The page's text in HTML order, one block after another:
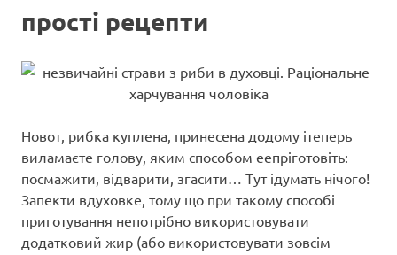
прості рецепти
Новот, рибка куплена, принесена додому ітеперь
виламаєте голову, яким способом еепріготовіть:
посмажити, відварити, згасити… Тут ідумать нічого!
Запекти вдуховке, тому що при такому способі
приготування непотрібно використовувати
додатковий жир (або використовувати зовсім